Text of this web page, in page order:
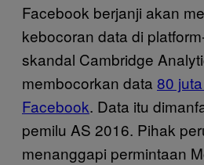
Facebook berjanji akan
kebocoran data di
skandal Cambridge
membocorkan data 80
Facebook. Data itu
pemilu AS 2016. Pihak
menanggapi permintaan